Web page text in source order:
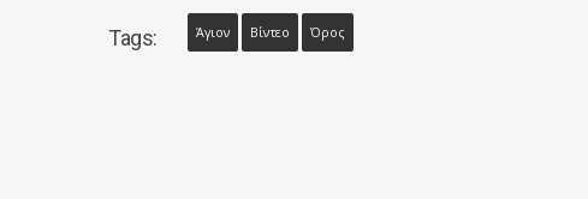
Tags: Άγιον Βίντεο Όρος